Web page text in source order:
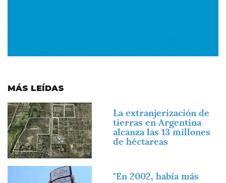
MÁS LEÍDAS
Imagen
La extranjerización de
tierras en Argentina
alcanza las 13 millones
de héctareas
"En 2002, había más